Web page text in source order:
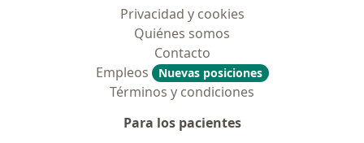
Privacidad y cookies
Quiénes somos
Contacto
Empleos
Nuevas posiciones
Términos y condiciones
Para los pacientes